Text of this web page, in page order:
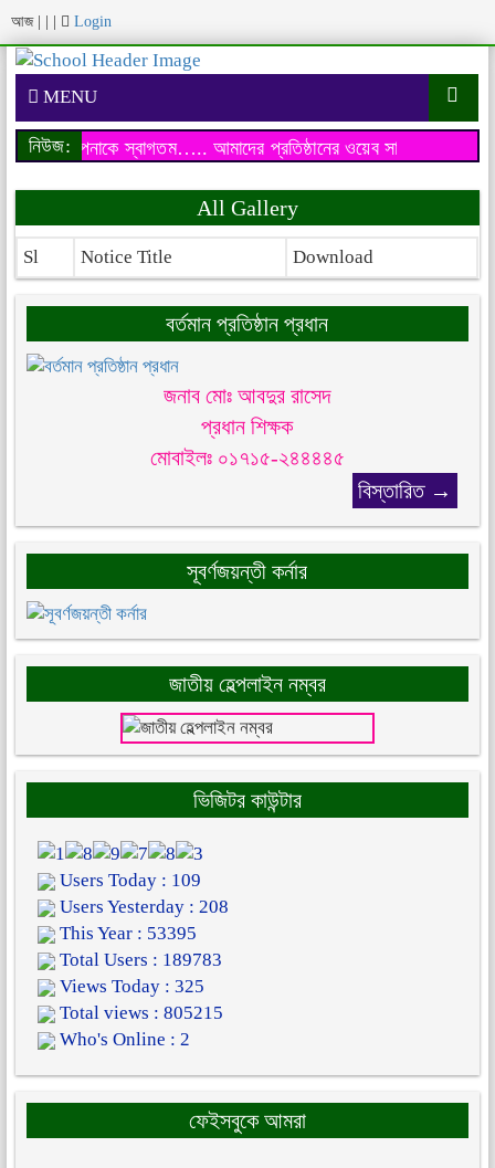
আজ Login
MENU
নিউজ: আমাদের প্রতিষ্ঠানের ওয়েব সাইটে আপনাকে
সাইটে আপনাকে স্বাগতম…..
All Gallery
Sl Notice Title Download
বর্তমান প্রতিষ্ঠান প্রধান
জনাব মোঃ আবদুর রাসেদ
প্রধান শিক্ষক
মোবাইলঃ ০১৭১৫-২৪৪৪৪৫
বিস্তারিত →
সূবর্ণজয়ন্তী কর্নার
জাতীয় হেল্পলাইন নম্বর
ভিজিটর কাউন্টার
Users Today : 109
Users Yesterday : 208
This Year : 53395
Total Users : 189783
Views Today : 325
Total views : 805215
Who's Online : 2
ফেইসবুকে আমরা